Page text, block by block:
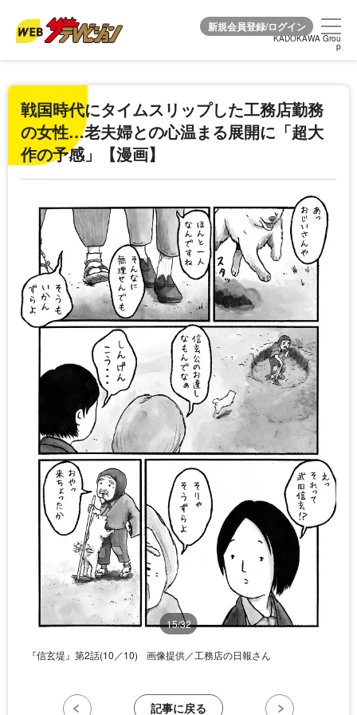
KADOKAWA Grou
p
KADOKAWA Grou
p
戦国時代にタイムスリップした工務店勤務
の女性…老夫婦との心温まる展開に「超大
作の予感」【漫画】
15/32
『信玄堤』第2話(10／10) 画像提供／工務店の日報さん
記事に戻る